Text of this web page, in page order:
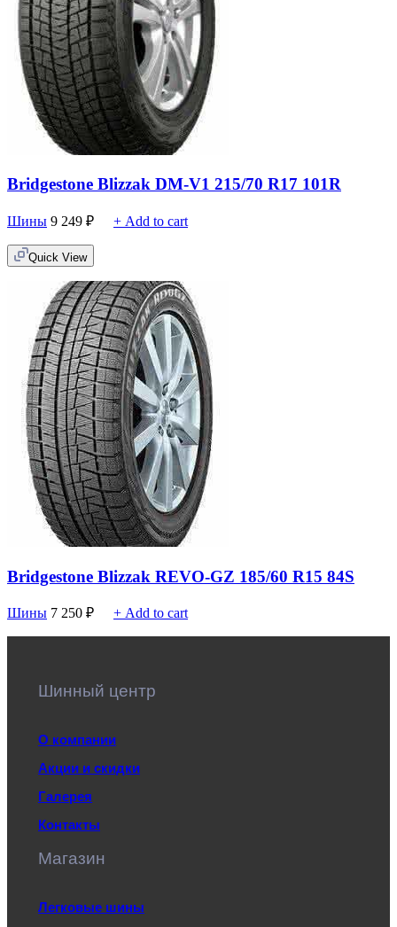
Bridgestone Blizzak DM-V1 215/70 R17 101R
Шины 9 249 ₽ + Add to cart
Quick View
Bridgestone Blizzak REVO-GZ 185/60 R15 84S
Шины 7 250 ₽ + Add to cart
Шинный центр
О компании
Акции и скидки
Галерея
Контакты
Магазин
Легковые шины